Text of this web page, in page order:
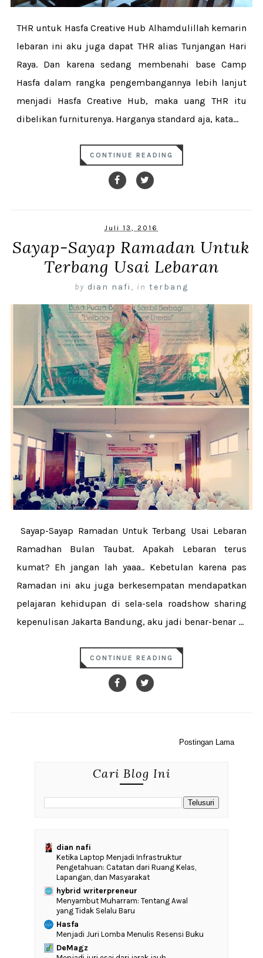
THR untuk Hasfa Creative Hub Alhamdulillah kemarin
lebaran ini aku juga dapat THR alias Tunjangan Hari
Raya. Dan karena sedang membenahi base Camp
Hasfa dalam rangka pengembangannya lebih lanjut
menjadi Hasfa Creative Hub, maka uang THR itu
dibelikan furniturenya. Harganya standard aja, kata...
CONTINUE READING
Juli 13, 2016
Sayap-Sayap Ramadan Untuk
Terbang Usai Lebaran
by dian nafi , in terbang
Sayap-Sayap Ramadan Untuk Terbang Usai Lebaran
Ramadhan Bulan Taubat. Apakah Lebaran terus
kumat? Eh jangan lah yaaa.. Kebetulan karena pas
Ramadan ini aku juga berkesempatan mendapatkan
pelajaran kehidupan di sela-sela roadshow sharing
kepenulisan Jakarta Bandung, aku jadi benar-benar ...
CONTINUE READING
Postingan Lama
Cari Blog Ini
dian nafi
Ketika Laptop Menjadi Infrastruktur
Pengetahuan: Catatan dari Ruang Kelas,
Lapangan, dan Masyarakat
hybrid writerpreneur
Menyambut Muharram: Tentang Awal
yang Tidak Selalu Baru
Hasfa
Menjadi Juri Lomba Menulis Resensi Buku
DeMagz